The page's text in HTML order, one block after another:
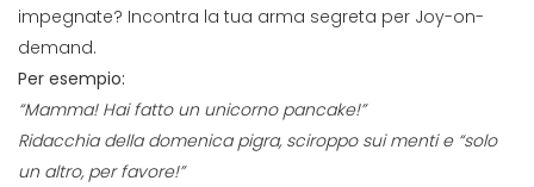
impegnate? Incontra la tua arma segreta per Joy-on-
demand.
Per esempio:
“Mamma! Hai fatto un unicorno pancake!”
Ridacchia della domenica pigra, sciroppo sui menti e “solo
un altro, per favore!”